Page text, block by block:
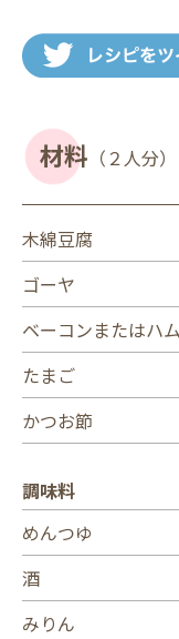
材料 （２人分）
木綿豆腐
ゴーヤ
ベーコンまたはハム
たまご
かつお節
調味料
めんつゆ
酒
みりん